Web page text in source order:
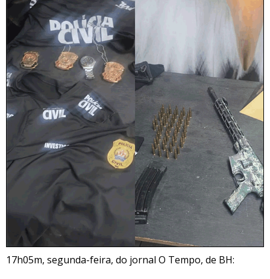
17h05m, segunda-feira, do jornal O Tempo, de BH: